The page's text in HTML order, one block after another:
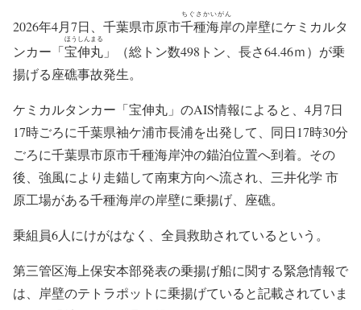
2026年4月7日、千葉県市原市千種海岸の岸壁にケミカルタ
ンカー「宝伸丸
ほうしんまる
」（総トン数498トン、長さ64.46ｍ）が乗
揚げる座礁事故発生。
17時ごろに千葉県袖ケ浦市長浦を出発して、同日17時30分
ごろに千葉県市原市千種海岸沖の錨泊位置へ到着。その
後、強風により走錨して南東方向へ流され、三井化学 市